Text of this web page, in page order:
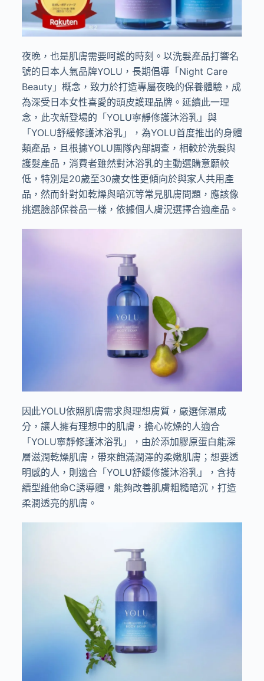
夜晚，也是肌膚需要呵護的時刻。以洗髮產品打響名
號的日本人氣品牌YOLU，長期倡導「Night Care
Beauty」概念，致力於打造專屬夜晚的保養體驗，成
為深受日本女性喜愛的頭皮護理品牌。延續此一理
念，此次新登場的「YOLU寧靜修護沐浴乳」與
「YOLU舒緩修護沐浴乳」，為YOLU首度推出的身體
類產品，且根據YOLU團隊內部調查，相較於洗髮與
護髮產品，消費者雖然對沐浴乳的主動選購意願較
低，特別是20歲至30歲女性更傾向於與家人共用產
品，然而針對如乾燥與暗沉等常見肌膚問題，應該像
挑選臉部保養品一樣，依據個人膚況選擇合適產品。
因此YOLU依照肌膚需求與理想膚質，嚴選保濕成
分，讓人擁有理想中的肌膚，擔心乾燥的人適合
「YOLU寧靜修護沐浴乳」，由於添加膠原蛋白能深
層滋潤乾燥肌膚，帶來飽滿潤澤的柔嫩肌膚；想要透
明感的人，則適合「YOLU舒緩修護沐浴乳」，含持
續型維他命C誘導體，能夠改善肌膚粗糙暗沉，打造
柔潤透亮的肌膚。